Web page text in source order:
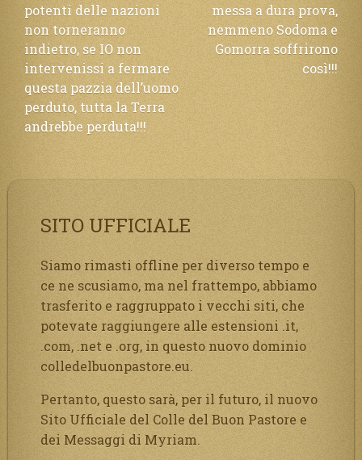
potenti delle nazioni
non torneranno
indietro, se IO non
intervenissi a fermare
questa pazzia dell’uomo
perduto, tutta la Terra
andrebbe perduta!!!
messa a dura prova,
nemmeno Sodoma e
Gomorra soffrirono
così!!!
SITO UFFICIALE
Siamo rimasti offline per diverso tempo e
ce ne scusiamo, ma nel frattempo, abbiamo
trasferito e raggruppato i vecchi siti, che
potevate raggiungere alle estensioni .it,
.com, .net e .org, in questo nuovo dominio
colledelbuonpastore.eu.
Pertanto, questo sarà, per il futuro, il nuovo
Sito Ufficiale del Colle del Buon Pastore e
dei Messaggi di Myriam.